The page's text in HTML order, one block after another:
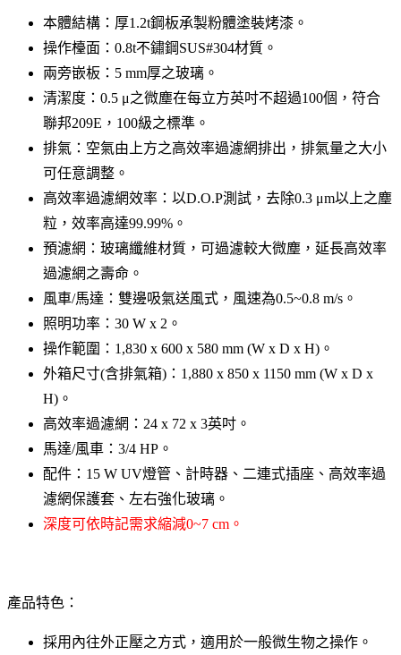
本體結構：厚1.2t鋼板承製粉體塗裝烤漆。
操作檯面：0.8t不鏽鋼SUS#304材質。
兩旁嵌板：5 mm厚之玻璃。
清潔度：0.5 μ之微塵在每立方英吋不超過100個，符合
聯邦209E，100級之標準。
排氣：空氣由上方之高效率過濾網排出，排氣量之大小
可任意調整。
高效率過濾網效率：以D.O.P測試，去除0.3 μm以上之塵
粒，效率高達99.99%。
預濾網：玻璃纖維材質，可過濾較大微塵，延長高效率
過濾網之壽命。
風車/馬達：雙邊吸氣送風式，風速為0.5~0.8 m/s。
照明功率：30 W x 2。
操作範圍：1,830 x 600 x 580 mm (W x D x H)。
外箱尺寸(含排氣箱)：1,880 x 850 x 1150 mm (W x D x
H)。
高效率過濾網：24 x 72 x 3英吋。
馬達/風車：3/4 HP。
配件：15 W UV燈管、計時器、二連式插座、高效率過
濾網保護套、左右強化玻璃。
深度可依時記需求縮減0~7 cm。
產品特色：
採用內往外正壓之方式，適用於一般微生物之操作。